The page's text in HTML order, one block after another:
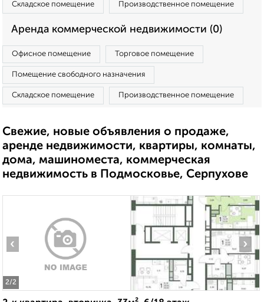
Складское помещение Производственное помещение
Аренда коммерческой недвижимости (0)
Офисное помещение Торговое помещение
Помещение свободного назначения
Складское помещение Производственное помещение
Свежие, новые объявления о продаже,
аренде недвижимости, квартиры, комнаты,
дома, машиноместа, коммерческая
недвижимость в Подмосковье, Серпухове
2/2
‹ ›